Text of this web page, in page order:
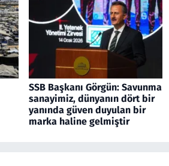
SSB Başkanı Görgün: Savunma
sanayimiz, dünyanın dört bir
yanında güven duyulan bir
marka haline gelmiştir